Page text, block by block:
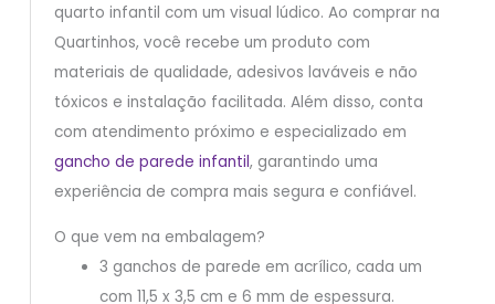
quarto infantil com um visual lúdico. Ao comprar na
Quartinhos, você recebe um produto com
materiais de qualidade, adesivos laváveis e não
tóxicos e instalação facilitada. Além disso, conta
com atendimento próximo e especializado em
gancho de parede infantil, garantindo uma
experiência de compra mais segura e confiável.
O que vem na embalagem?
3 ganchos de parede em acrílico, cada um
com 11,5 x 3,5 cm e 6 mm de espessura.